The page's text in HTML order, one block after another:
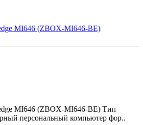
MI646 (ZBOX-MI646-BE)
MI646 (ZBOX-MI646-BE) Тип
персональный компьютер фор..